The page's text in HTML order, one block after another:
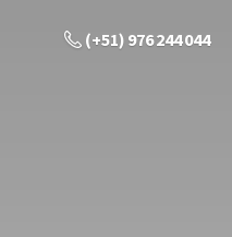
(+51) 976 244 044